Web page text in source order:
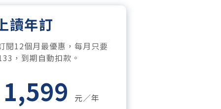
讀年訂
閱12個月最優惠，每月只要
，到期自動扣款。
1,599 元／年